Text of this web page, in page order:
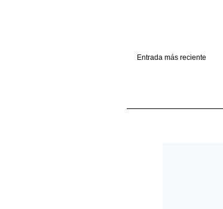
Entrada más reciente